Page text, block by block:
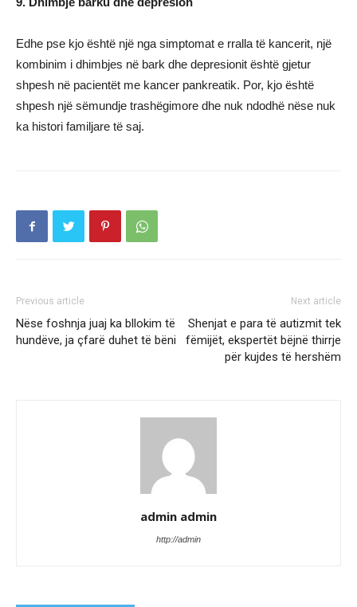
Edhe pse kjo është një nga simptomat e rralla të kancerit, një
kombinim i dhimbjes në bark dhe depresionit është gjetur
shpesh në pacientët me kancer pankreatik. Por, kjo është
shpesh një sëmundje trashëgimore dhe nuk ndodhë nëse nuk
ka histori familjare të saj.
Previous article
Nëse foshnja juaj ka bllokim të
hundëve, ja çfarë duhet të bëni
Next article
Shenjat e para të autizmit tek
fëmijët, ekspertët bëjnë thirrje
për kujdes të hershëm
admin admin
http://admin